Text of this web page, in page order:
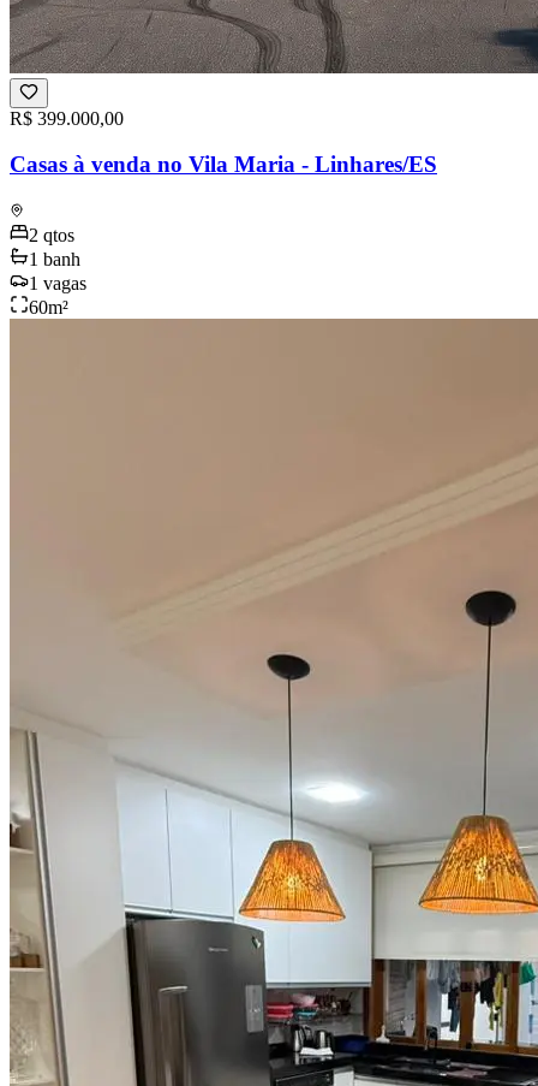
R$ 399.000,00
Casas à venda no Vila Maria - Linhares/ES
2 qtos
1 banh
1 vagas
60m²